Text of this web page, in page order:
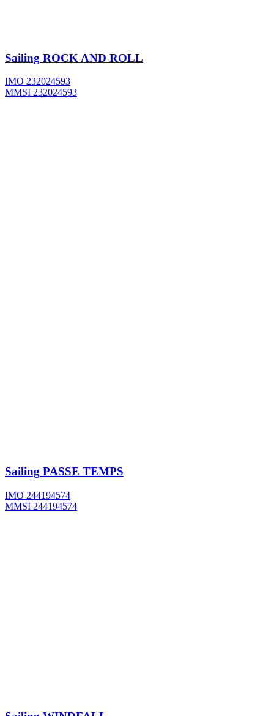
Sailing ROCK AND ROLL
IMO 232024593
MMSI 232024593
Sailing PASSE TEMPS
IMO 244194574
MMSI 244194574